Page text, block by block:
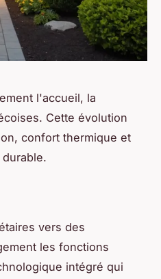
l'accueil, la
Cette évolution
confort thermique et
vers des
les fonctions
intégré qui